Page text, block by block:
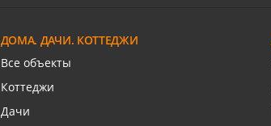
Связаться с риелтором
ДОМА. ДАЧИ. КОТТЕДЖИ
Все объекты
Коттеджи
Дачи